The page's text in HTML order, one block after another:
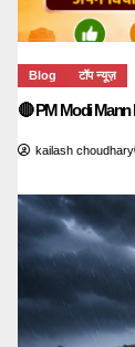
Blog टॉप न्यूज़
🔴 PM Modi Mann
kailash choudhary